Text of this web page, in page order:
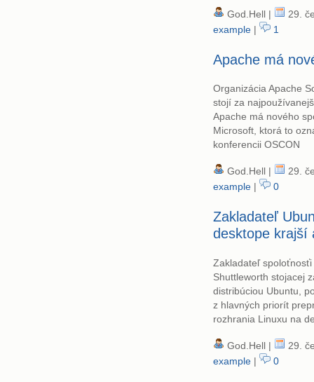
God.Hell |
29.
example | 1
Apache má
Organizácia Apache
stojí za
Apache má nového
Microsoft, ktorá to
konferencii OSCON
God.Hell |
29.
example | 0
Zakladateľ
desktope krajší
Zakladateľ
Shuttleworth stojacej
distribúciou Ubuntu,
z hlavných priorít
rozhrania Linuxu na
God.Hell |
29.
example | 0